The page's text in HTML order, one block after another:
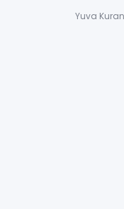
Yuva